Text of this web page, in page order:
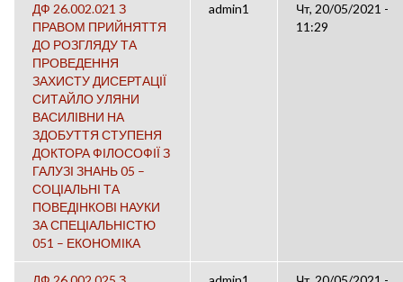
ДФ 26.002.021 З
ПРАВОМ ПРИЙНЯТТЯ
ДО РОЗГЛЯДУ ТА
ПРОВЕДЕННЯ
ЗАХИСТУ ДИСЕРТАЦІЇ
СИТАЙЛО УЛЯНИ
ВАСИЛІВНИ НА
ЗДОБУТТЯ СТУПЕНЯ
ДОКТОРА ФІЛОСОФІЇ З
ГАЛУЗІ ЗНАНЬ 05 –
СОЦІАЛЬНІ ТА
ПОВЕДІНКОВІ НАУКИ
ЗА СПЕЦІАЛЬНІСТЮ
051 – ЕКОНОМІКА
admin1
Чт, 20/05/2021 -
11:29